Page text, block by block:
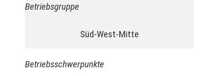
Betriebsgruppe
Süd-West-Mitte
Betriebsschwerpunkte